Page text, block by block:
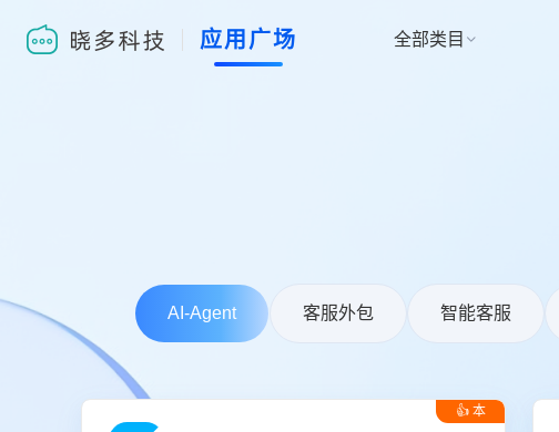
应用广场 全部类目 
AI-Agent 客服外包 智能客服
👍 本